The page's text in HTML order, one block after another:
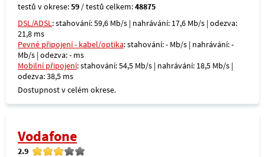
testů v okrese:59 / testů celkem:48875
DSL/ADSL: stahování: 59,6 Mb/s | nahrávání: 17,6 Mb/s | odezva:
21,8 ms
Pevné připojení - kabel/optika: stahování: - Mb/s | nahrávání: -
Mb/s | odezva: - ms
Mobilní připojení: stahování: 54,5 Mb/s | nahrávání: 18,5 Mb/s |
odezva: 38,5 ms
Dostupnost v celém okrese.
Vodafone
2.9